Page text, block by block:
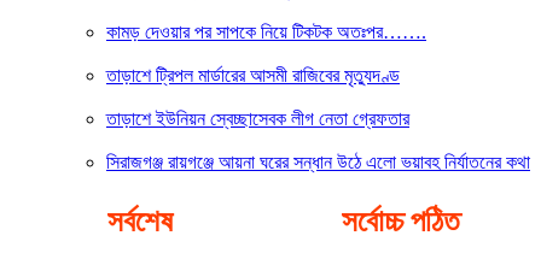
কামড় দেওয়ার পর সাপকে নিয়ে টিকটক অতঃপর…….
তাড়াশে ট্রিপল মার্ডারের আসমী রাজিবের মৃত্যুদণ্ড
তাড়াশে ইউনিয়ন স্বেচ্ছাসেবক লীগ নেতা গ্রেফতার
সিরাজগঞ্জ রায়গঞ্জে আয়না ঘরের সন্ধান উঠে এলো ভয়াবহ নির্যাতনের কথা
সর্বশেষ সর্বোচ্চ পঠিত